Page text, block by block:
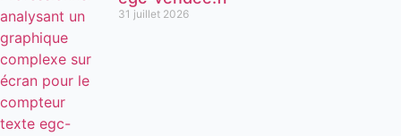
31 juillet 2026